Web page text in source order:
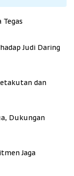
Tegas
Judi Daring
dan
Dukungan
Jaga